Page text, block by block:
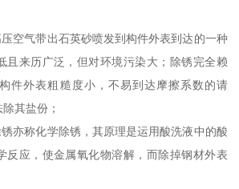
空气带出石英砂喷发到构件外表到达的一种
且来历广泛，但对环境污染大；除锈完全赖
件外表粗糙度小，不易到达摩擦系数的请
其盐份；
亦称化学除锈，其原理是运用酸洗液中的酸
反应，使金属氧化物溶解，而除掉钢材外表